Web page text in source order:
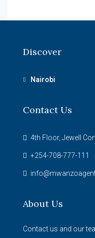
Discover
Nairobi
Contact Us
4th Floor, Jewell
+254-708-777-111
About Us
Contact us and our